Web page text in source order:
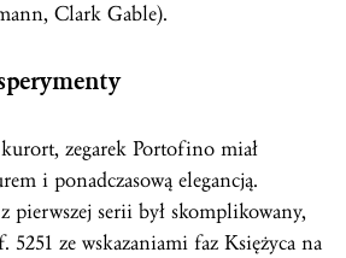
Clark Gable).
zegarek Portofino miał
i ponadczasową elegancją.
pierwszej serii był skomplikowany,
5251 ze wskazaniami faz Księżyca na